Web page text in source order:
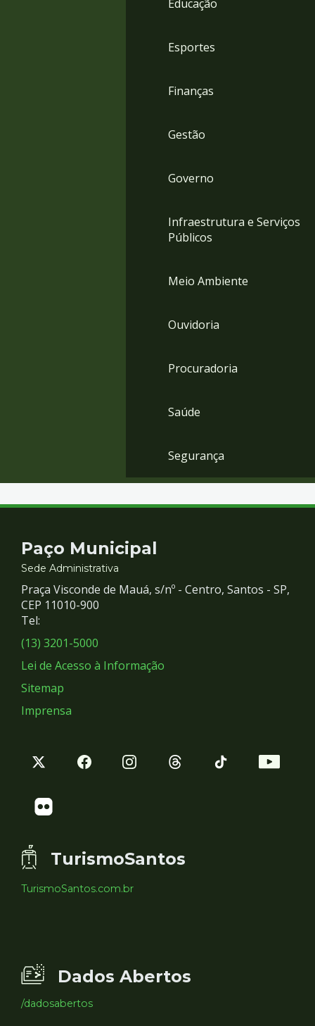
Educação
Esportes
Finanças
Gestão
Governo
Infraestrutura e Serviços
Públicos
Meio Ambiente
Ouvidoria
Procuradoria
Saúde
Segurança
Contato
e
Redes
Sociais
Paço Municipal
Sede Administrativa
Praça Visconde de Mauá, s/nº - Centro, Santos - SP,
CEP 11010-900
Tel:
(13) 3201-5000
Lei de Acesso à Informação
Sitemap
Imprensa
TurismoSantos
TurismoSantos.com.br
Dados Abertos
/dadosabertos